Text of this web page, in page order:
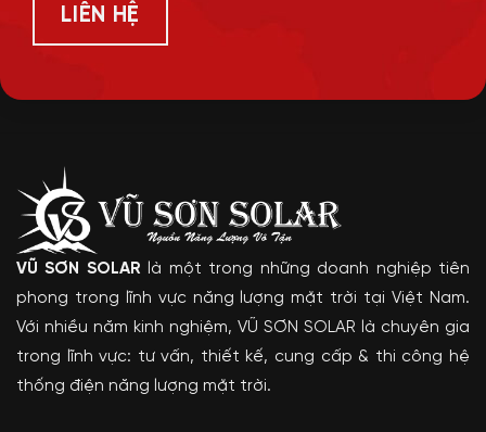
LIÊN HỆ
VŨ SƠN SOLAR là một trong những doanh nghiệp tiên
phong trong lĩnh vực năng lượng mặt trời tại Việt Nam.
Với nhiều năm kinh nghiệm, VŨ SƠN SOLAR là chuyên gia
trong lĩnh vực: tư vấn, thiết kế, cung cấp & thi công hệ
thống điện năng lượng mặt trời.